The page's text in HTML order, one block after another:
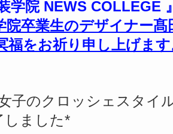
学院 NEWS COLLEGE
院卒業生のデザイナー
福をお祈り申し上げま
子のクロッシェスタイ
しました*